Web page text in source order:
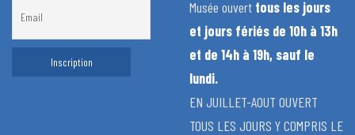
Musée ouvert tous les jours
et jours fériés de 10h à 13h
et de 14h à 19h, sauf le
lundi.
EN JUILLET-AOUT OUVERT
TOUS LES JOURS Y COMPRIS LE